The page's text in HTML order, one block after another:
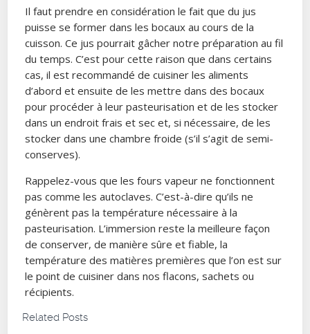
Il faut prendre en considération le fait que du jus
puisse se former dans les bocaux au cours de la
cuisson. Ce jus pourrait gâcher notre préparation au fil
du temps. C’est pour cette raison que dans certains
cas, il est recommandé de cuisiner les aliments
d’abord et ensuite de les mettre dans des bocaux
pour procéder à leur pasteurisation et de les stocker
dans un endroit frais et sec et, si nécessaire, de les
stocker dans une chambre froide (s’il s’agit de semi-
conserves).
Rappelez-vous que les fours vapeur ne fonctionnent
pas comme les autoclaves. C’est-à-dire qu’ils ne
génèrent pas la température nécessaire à la
pasteurisation. L’immersion reste la meilleure façon
de conserver, de manière sûre et fiable, la
température des matières premières que l’on est sur
le point de cuisiner dans nos flacons, sachets ou
récipients.
Related Posts